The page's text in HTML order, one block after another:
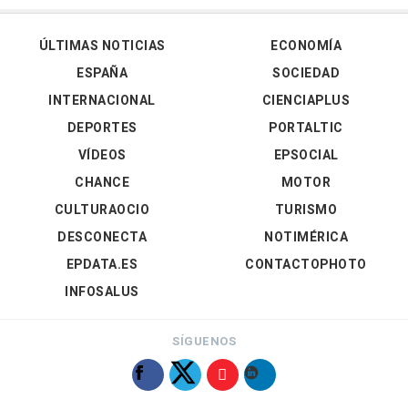
ÚLTIMAS NOTICIAS
ESPAÑA
INTERNACIONAL
DEPORTES
VÍDEOS
ECONOMÍA
SOCIEDAD
CIENCIAPLUS
PORTALTIC
EPSOCIAL
CHANCE
CULTURAOCIO
DESCONECTA
EPDATA.ES
INFOSALUS
MOTOR
TURISMO
NOTIMÉRICA
CONTACTOPHOTO
SÍGUENOS